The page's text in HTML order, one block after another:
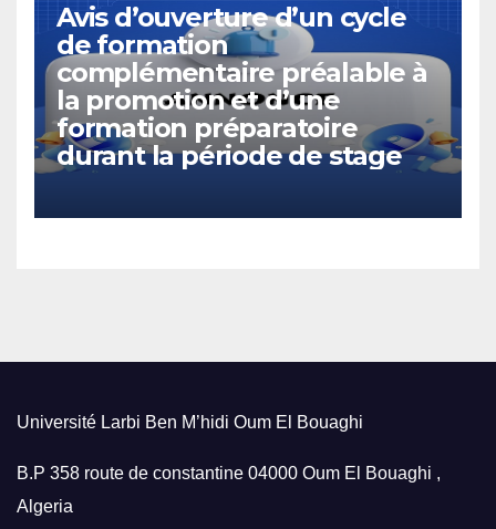
Avis d’ouverture d’un cycle
de formation
complémentaire préalable à
la promotion et d’une
formation préparatoire
durant la période de stage
Université Larbi Ben M’hidi Oum El Bouaghi
B.P 358 route de constantine 04000 Oum El Bouaghi ,
Algeria